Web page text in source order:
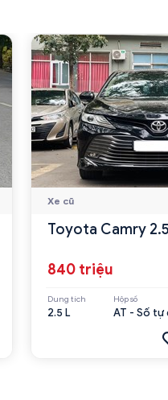
Xe cũ
Toyota Camry
840 triệu
Dung tích
2.5 L
Hộp số
AT - Số tự